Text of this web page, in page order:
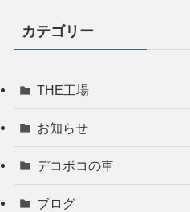
カテゴリー
THE工場
お知らせ
デコボコの車
ブログ